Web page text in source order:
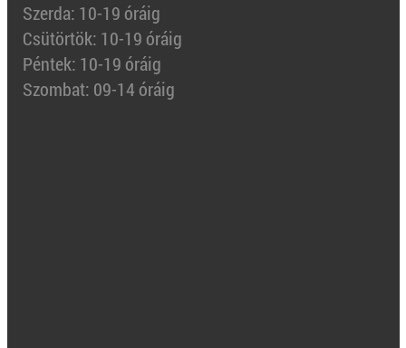
Szerda: 10-19 óráig
Csütörtök: 10-19 óráig
Péntek: 10-19 óráig
Szombat: 09-14 óráig